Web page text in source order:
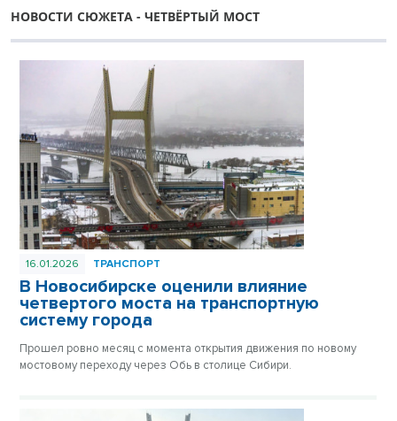
НОВОСТИ СЮЖЕТА - ЧЕТВЁРТЫЙ МОСТ
16.01.2026 ТРАНСПОРТ
В Новосибирске оценили влияние
четвертого моста на транспортную
систему города
Прошел ровно месяц с момента открытия движения по новому
мостовому переходу через Обь в столице Сибири.